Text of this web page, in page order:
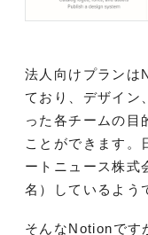
法人向けプランは
ており、デザイン
った各チームの目
ことができます。
ートニュース株式
名）しているよう
そんなNotionです